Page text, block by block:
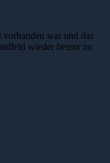
war und das
wieder besser zu